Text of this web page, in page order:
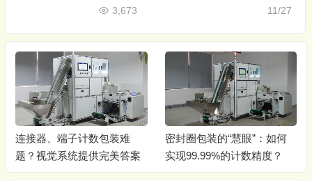
11/27
3,673
连接器、端子计数包装难
题？视觉系统提供完美答案
密封圈包装的“慧眼”：如何
实现99.99%的计数精度？